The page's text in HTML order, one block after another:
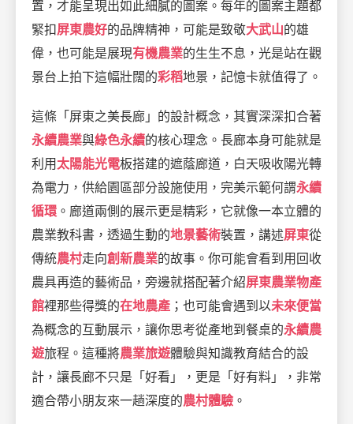
置，才能呈現出如此細膩的圖案。每年的圖案主題都
緊扣屏東農好的品牌精神，可能是致敬大武山的雄
偉，也可能是展現有機農業的生生不息，光是站在觀
景台上拍下這幅壯闊的彩稻地景，記憶卡就值得了。
這條「屏東之美長廊」的設計概念，其實深深扣合著
永續農業與綠色永續的核心理念。長廊本身可能就是
利用 太陽能光電板搭建的遮蔭廊道，白天吸收陽光轉
為電力，供給園區部分設施使用，完美示範何謂永續
循環 。廊道兩側的展示更是精彩，它就像一本立體的
農業教科書，透過生動的地景藝術裝置，講述屏東從
傳統農村走向創新農業的故事。你可能會看到用回收
農具再造的藝術品，旁邊就搭配著介紹屏東農業物產
館裡那些得獎的在地農產 ；也可能會遇到以未來便當
為概念的互動展示，讓你思考從產地到餐桌的永續農
遊旅程。這種將農業旅遊體驗與知識教育結合的設
計，讓長廊不只是「好看」，更是「好有料」，非常
適合帶小朋友來一趟深度的農村體驗 。